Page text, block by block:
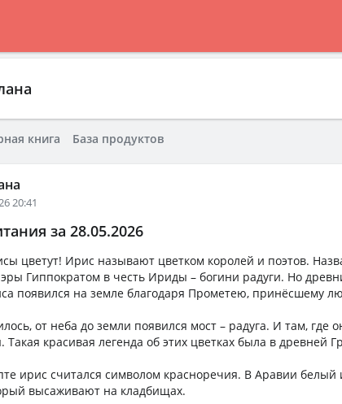
книга База продуктов
20:41
за 28.05.2026
цветут! Ирис называют цветком королей и поэтов.
Гиппократом в честь Ириды – богини радуги. Но
появился на земле благодаря Прометею, принёсшему
от неба до земли появился мост – радуга. И там, где
Такая красивая легенда об этих цветках была в древней
ирис считался символом красноречия. В Аравии белый
высаживают на кладбищах.